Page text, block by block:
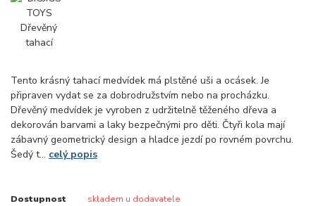
Tento krásný tahací medvídek má plstěné uši a ocásek. Je
připraven vydat se za dobrodružstvím nebo na procházku.
Dřevěný medvídek je vyroben z udržitelně těženého dřeva a
dekorován barvami a laky bezpečnými pro děti. Čtyři kola mají
zábavný geometrický design a hladce jezdí po rovném povrchu.
Šedý t... celý popis
Dostupnost skladem u dodavatele